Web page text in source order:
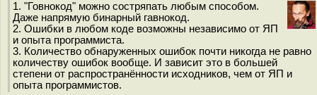
1. "Говнокод" можно состряпать любым способом.
Даже напрямую бинарный гавнокод.
2. Ошибки в любом коде возможны независимо от ЯП
и опыта программиста.
3. Количество обнаруженных ошибок почти никогда не равно
количеству ошибок вообще. И зависит это в большей
степени от распространённости исходников, чем от ЯП и
опыта программистов.